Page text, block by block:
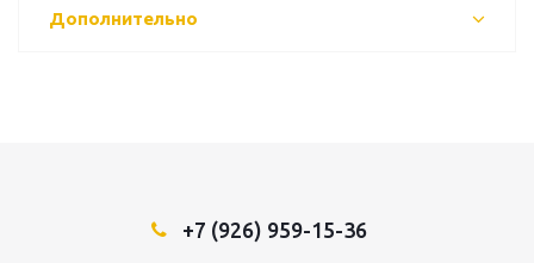
Дополнительно
+7 (926) 959-15-36